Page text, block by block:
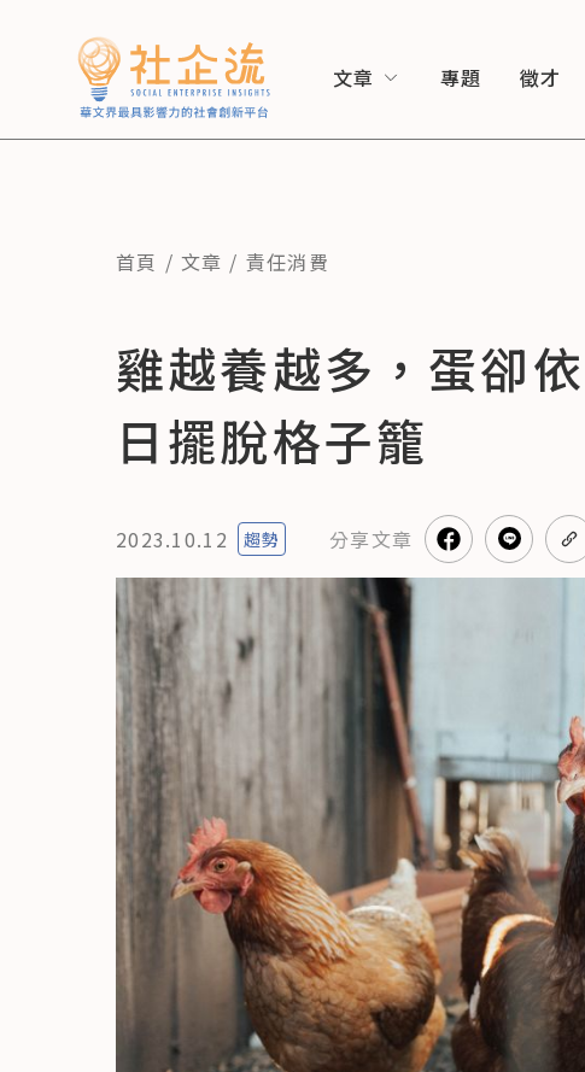
文章 專題 徵才
首頁 文章 責任消費
雞越養越多，蛋卻
日擺脫格子籠
2023.10.12 趨勢 分享文章